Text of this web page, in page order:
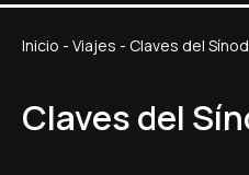
Inicio - Viajes - Claves del
Claves del